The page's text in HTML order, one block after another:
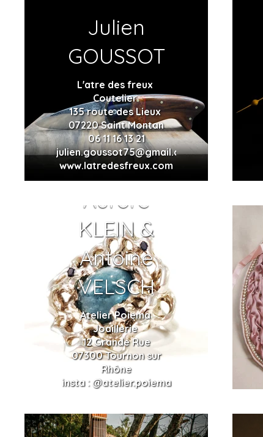
Julien
GOUSSOT
L'atre des freux
Coutelier
135 route des Lieux
07220 Saint Montan
06 11 16 13 21
julien.goussot75@gmail.com
www.latredesfreux.com
Aurore
KLEIN &
Antoine
VELSCH
Atelier Poiema
Joaillerie
12 Grande Rue
07300 Tournon sur
Rhône
insta : @atelier.poiema